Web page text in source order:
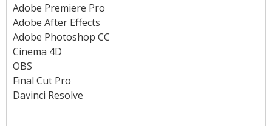
Adobe Premiere Pro
Adobe After Effects
Adobe Photoshop CC
Cinema 4D
OBS
Final Cut Pro
Davinci Resolve